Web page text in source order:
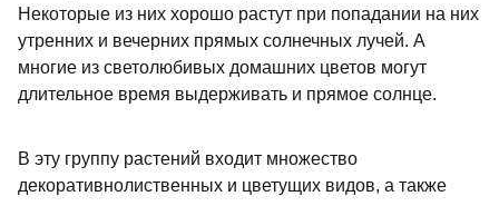
Некоторые из них хорошо растут при попадании на них
утренних и вечерних прямых солнечных лучей. А
многие из светолюбивых домашних цветов могут
длительное время выдерживать и прямое солнце.
В эту группу растений входит множество
декоративнолиственных и цветущих видов, а также